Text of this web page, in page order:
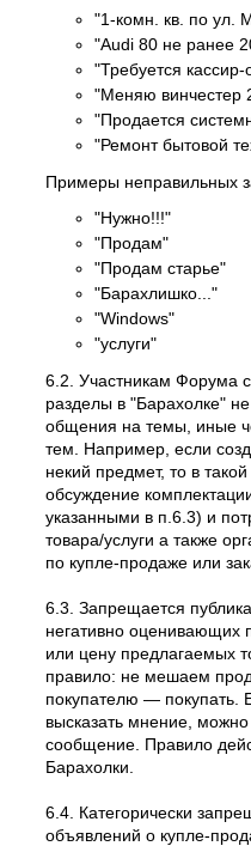
"1-комн. кв. по ул.
"Audi 80 не ранее
"Требуется
"Меняю винчестер
"Продается
"Ремонт бытовой
Примеры неправильных
"Нужно!!!"
"Продам"
"Продам старье"
"Барахлишко..."
"Windows"
"услуги"
6.2. Участникам Форума
разделы в "Барахолке"
общения на темы, иные
тем. Например, если
некий предмет, то в
обсуждение
указанными в п.6.3) и
товара/услуги а также
по купле-продаже или
6.3. Запрещается
негативно оценивающих
или цену предлагаемых
правило: не мешаем
покупателю — покупать.
высказать мнение,
сообщение. Правило
Барахолки.
6.4. Категорически
объявлений о купле-